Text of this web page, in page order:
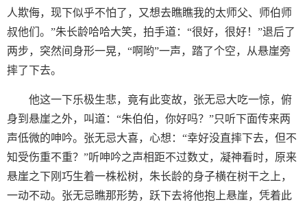
人欺侮，现下似乎不怕了，又想去瞧瞧我的太师父、师伯师
叔他们。”朱长龄哈哈大笑，拍手道：“很好，很好！”退后了
两步，突然间身形一晃，“啊哟”一声，踏了个空，从悬崖旁
摔了下去。
他这一下乐极生悲，竟有此变故，张无忌大吃一惊，俯
身到悬崖之外，叫道：“朱伯伯，你好吗？”只听下面传来两
声低微的呻吟。张无忌大喜，心想：“幸好没直摔下去，但不
知受伤重不重？”听呻吟之声相距不过数丈，凝神看时，原来
悬崖之下刚巧生着一株松树，朱长龄的身子横在树干之上，
一动不动。张无忌瞧那形势，跃下去将他抱上悬崖，凭着此